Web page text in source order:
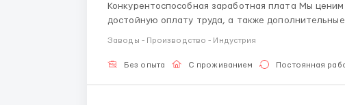
Конкурентоспособная заработная плата Мы
достойную оплату труда, а также дополнительные
Заводы - Производство - Индустрия
Без опыта С проживанием Постоянная